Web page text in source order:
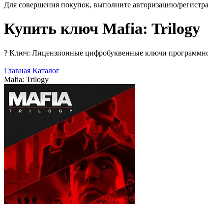
Для совершения покупок, выполните авторизацию/
Купить ключ Mafia: Trilogy
? Ключ: Лицензионные цифробуквенные ключи
Главная Каталог
Mafia: Trilogy